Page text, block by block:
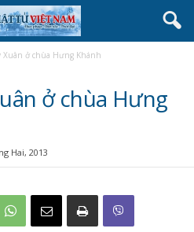
Xuân ở chùa Hưng Khánh
ở chùa Hưng
Hai, 2013